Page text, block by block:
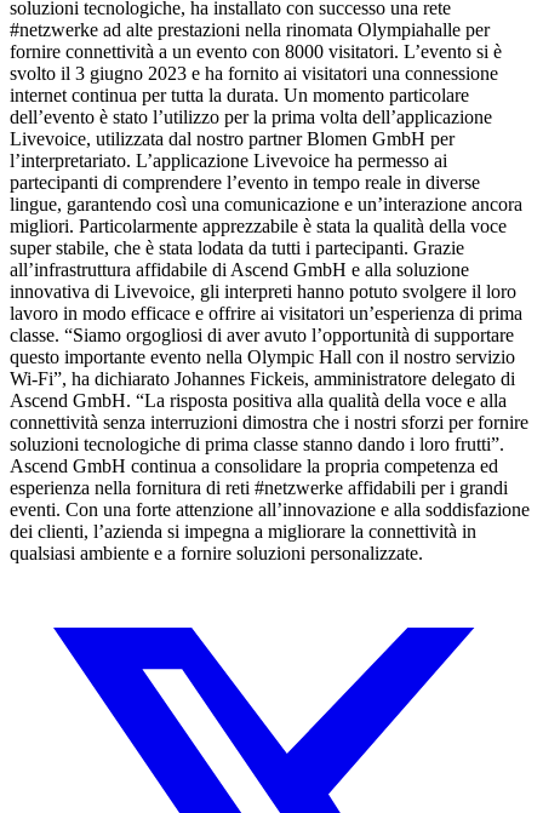
soluzioni tecnologiche, ha installato con successo una rete
#netzwerke ad alte prestazioni nella rinomata Olympiahalle per
fornire connettività a un evento con 8000 visitatori. L’evento si è
svolto il 3 giugno 2023 e ha fornito ai visitatori una connessione
internet continua per tutta la durata. Un momento particolare
dell’evento è stato l’utilizzo per la prima volta dell’applicazione
Livevoice, utilizzata dal nostro partner Blomen GmbH per
l’interpretariato. L’applicazione Livevoice ha permesso ai
partecipanti di comprendere l’evento in tempo reale in diverse
lingue, garantendo così una comunicazione e un’interazione ancora
migliori. Particolarmente apprezzabile è stata la qualità della voce
super stabile, che è stata lodata da tutti i partecipanti. Grazie
all’infrastruttura affidabile di Ascend GmbH e alla soluzione
innovativa di Livevoice, gli interpreti hanno potuto svolgere il loro
lavoro in modo efficace e offrire ai visitatori un’esperienza di prima
classe. “Siamo orgogliosi di aver avuto l’opportunità di supportare
questo importante evento nella Olympic Hall con il nostro servizio
Wi-Fi”, ha dichiarato Johannes Fickeis, amministratore delegato di
Ascend GmbH. “La risposta positiva alla qualità della voce e alla
connettività senza interruzioni dimostra che i nostri sforzi per fornire
soluzioni tecnologiche di prima classe stanno dando i loro frutti”.
Ascend GmbH continua a consolidare la propria competenza ed
esperienza nella fornitura di reti #netzwerke affidabili per i grandi
eventi. Con una forte attenzione all’innovazione e alla soddisfazione
dei clienti, l’azienda si impegna a migliorare la connettività in
qualsiasi ambiente e a fornire soluzioni personalizzate.